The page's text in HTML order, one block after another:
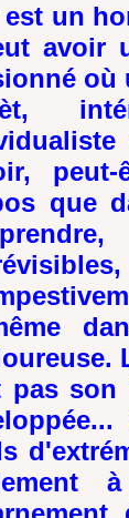
est un
avoir
où
que
pas